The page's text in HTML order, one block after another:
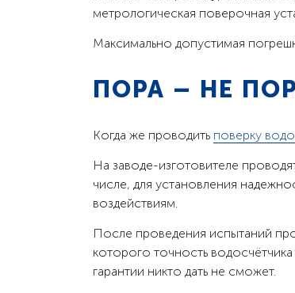
метрологическая поверочная
Максимально допустимая
ПОРА – НЕ
Когда же проводить поверку
На заводе-изготовителе
числе, для установления
воздействиям.
После проведения испытаний
которого точность
гарантии никто дать не сможет.